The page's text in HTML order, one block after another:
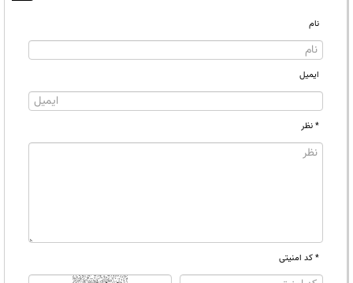
نام
ایمیل
* نظر
* کد امنیتی